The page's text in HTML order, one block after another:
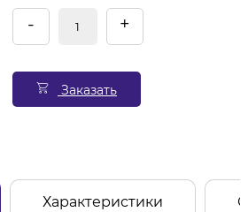
- +
Заказать
Характеристики